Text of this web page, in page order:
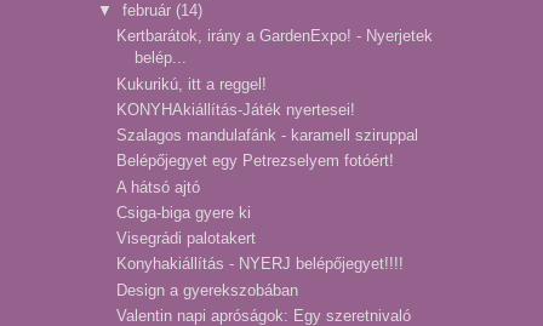
▼ február (14)
Kertbarátok, irány a GardenExpo! - Nyerjetek
belép...
Kukurikú, itt a reggel!
KONYHAkiállítás-Játék nyertesei!
Szalagos mandulafánk - karamell sziruppal
Belépőjegyet egy Petrezselyem fotóért!
A hátsó ajtó
Csiga-biga gyere ki
Visegrádi palotakert
Konyhakiállítás - NYERJ belépőjegyet!!!!
Design a gyerekszobában
Valentin napi apróságok: Egy szeretnivaló